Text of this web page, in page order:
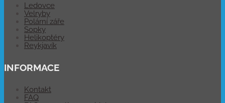
Ledovce
Velryby
Polární záře
Sopky
Helikoptéry
Reykjavík
INFORMACE
Kontakt
FAQ